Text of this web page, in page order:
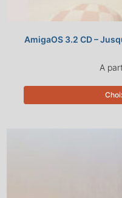
AmigaOS 3.2 CD –
A